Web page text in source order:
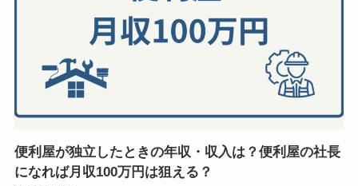
便利屋が独立したときの年収・収入は？便利屋の社長
になれば月収100万円は狙える？